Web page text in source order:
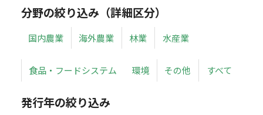
分野の絞り込み（詳細区分）
国内農業 海外農業 林業 水産業
食品・フードシステム 環境 その他 すべて
発行年の絞り込み